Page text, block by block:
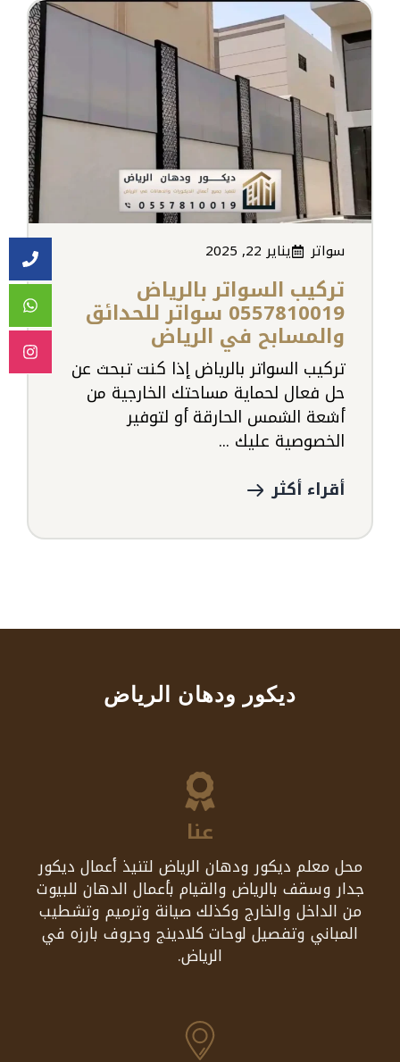
سواتر يناير 22, 2025
تركيب السواتر بالرياض
0557810019 سواتر للحدائق
والمسابح في الرياض
تركيب السواتر بالرياض إذا كنت تبحث عن
حل فعال لحماية مساحتك الخارجية من
أشعة الشمس الحارقة أو لتوفير
الخصوصية عليك ...
أقراء أكثر
ديكور ودهان الرياض
عنا
محل معلم ديكور ودهان الرياض لتنيذ أعمال ديكور
جدار وسقف بالرياض والقيام بأعمال الدهان للبيوت
من الداخل والخارج وكذلك صيانة وترميم وتشطيب
المباني وتفصيل لوحات كلادينج وحروف بارزه في
الرياض.